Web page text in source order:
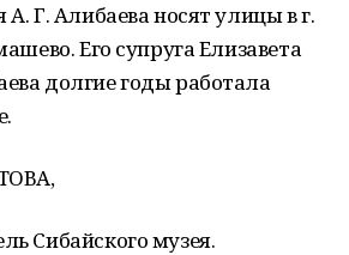
А. Г. Алибаева носят улицы в г.
Его супруга Елизавета
долгие годы работала
Сибайского музея.